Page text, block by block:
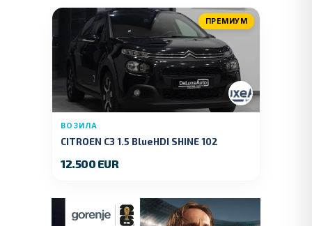
ПРЕМИУМ
ВОЗИЛА
CITROEN C3 1.5 BlueHDI SHINE 102
12.500 EUR